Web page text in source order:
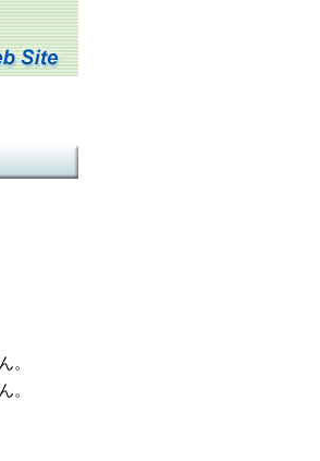
。
。